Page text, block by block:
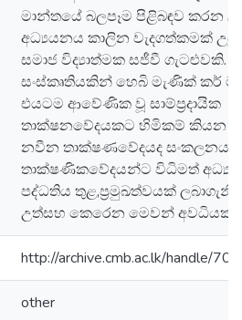
මාන්තයේ බලපෑම පිළිබඳව කරන
අධ්‍යයනය කාලින වැදගත්කමක්
සමාජ විද්‍යාත්මක සජීවී ගැටළුවකි.
සංස්කෘතියකින් හෙබි මැණික් කර්
එයටම ආවේණික වූ සාම්ප්‍රදායික
තාක්ෂනවේදයකට හිමිකම් කියන
නවීන තාක්ෂණවේදයද සංකලනය
තාක්ෂණිකවේදයන්ට විධිමත්
පද්ධතිය තුළ,ප්‍රමුඛත්වයක්
උත්සහ කෙරෙන මෙවන්
http://archive.cmb.ac.lk/handle/
other